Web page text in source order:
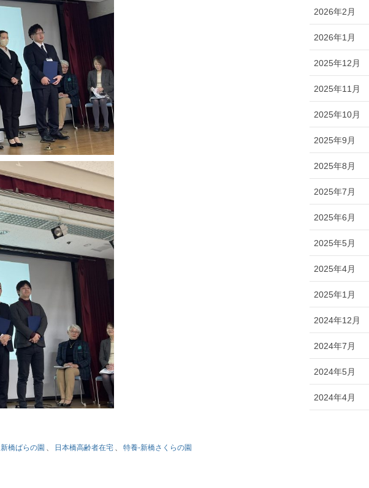
新橋ばらの園 、 日本橋高齢者在宅 、 特養-新橋さくらの園
2026年2月
2026年1月
2025年12月
2025年11月
2025年10月
2025年9月
2025年8月
2025年7月
2025年6月
2025年5月
2025年4月
2025年1月
2024年12月
2024年7月
2024年5月
2024年4月